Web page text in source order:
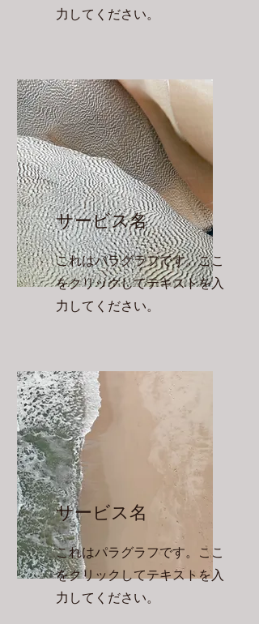
力してください。
サービス名
これはパラグラフです。ここ
をクリックしてテキストを入
力してください。
サービス名
これはパラグラフです。ここ
をクリックしてテキストを入
力してください。